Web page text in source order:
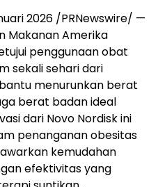
2026 /PRNewswire/ —
Makanan Amerika
penggunaan obat
sekali sehari dari
menurunkan berat
berat badan ideal
dari Novo Nordisk ini
penanganan obesitas
kemudahan
efektivitas yang